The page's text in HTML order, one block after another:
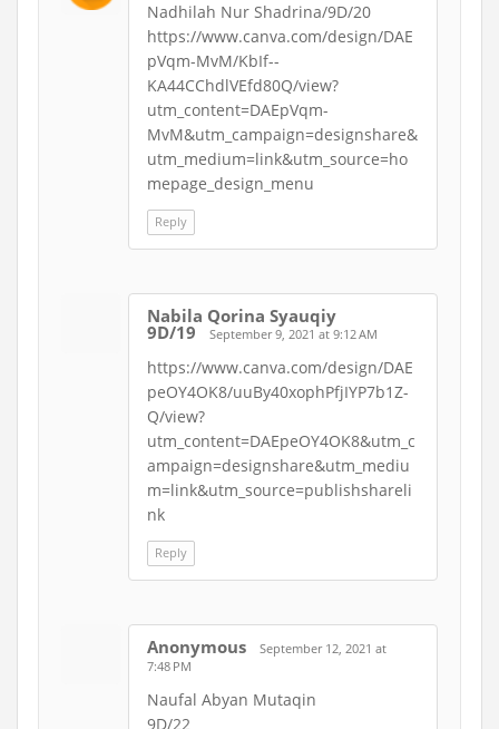
Nadhilah Nur Shadrina/9D/20
https://www.canva.com/design/DAE
pVqm-MvM/KbIf--
KA44CChdlVEfd80Q/view?
utm_content=DAEpVqm-
MvM&utm_campaign=designshare&
utm_medium=link&utm_source=ho
mepage_design_menu
Reply
Nabila Qorina Syauqiy
9D/19 September 9, 2021 at 9:12 AM
https://www.canva.com/design/DAE
peOY4OK8/uuBy40xophPfjIYP7b1Z-
Q/view?
utm_content=DAEpeOY4OK8&utm_c
ampaign=designshare&utm_mediu
m=link&utm_source=publishshareli
nk
Reply
Anonymous
September 12, 2021 at
7:48 PM
Naufal Abyan Mutaqin
9D/22